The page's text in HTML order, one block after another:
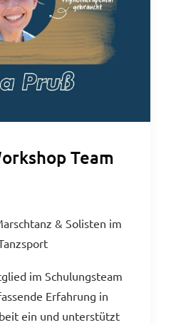
Team
& Solisten im
im Schulungsteam
Erfahrung in
ein und unterstützt